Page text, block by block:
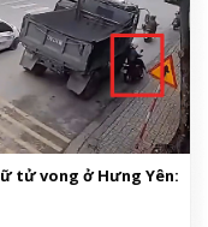
tử vong ở Hưng Yên: